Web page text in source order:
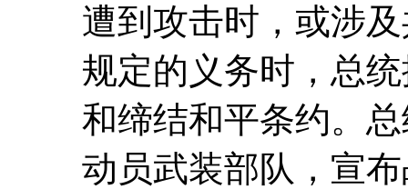
遭到攻击时，或涉
规定的义务时，总
和缔结和平条约。
动员武装部队，宣